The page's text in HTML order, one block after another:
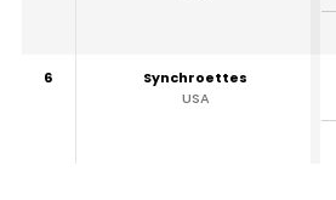
6
Synchroettes
USA